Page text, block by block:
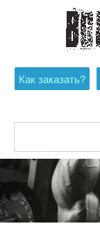
Как заказать?